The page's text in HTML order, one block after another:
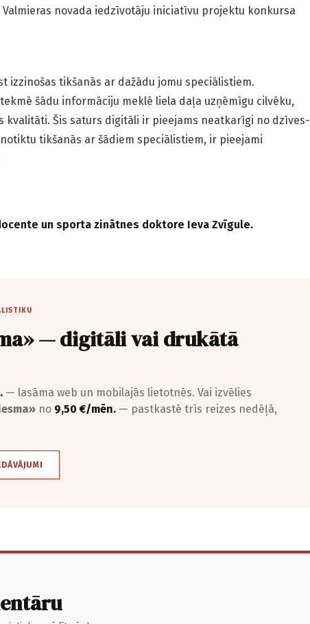
Valmieras novada iedzīvotāju iniciatīvu projektu konkursa
izzinošas tikšanās ar dažādu jomu speciālistiem.
šādu informāciju meklē liela daļa uzņēmīgu cilvēku,
kvalitāti. Šis saturs digitāli ir pieejams neatkarīgi no dzīves­
tikšanās ar šādiem speciālistiem, ir pieejami
un sporta zinātnes doktore Ieva Zvīgule.
— digitāli vai drukātā
— lasāma web un mobilajās lietotnēs. Vai izvēlies
no 9,50 €/mēn. — pastkastē trīs reizes nedēļā,